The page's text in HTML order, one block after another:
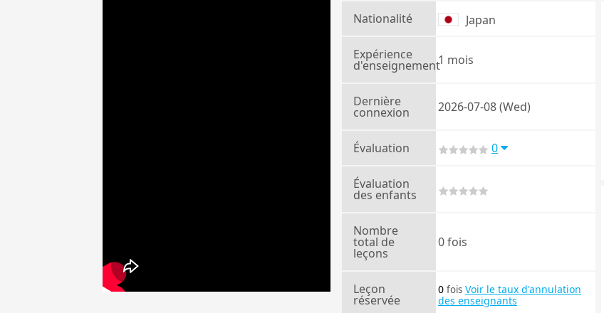
Nationalité Japan
Expérience
d'enseignement1 mois
Dernière
connexion 2026-07-08 (Wed)
Évaluation 0
Évaluation
des enfants
Nombre
total de
leçons
0 fois
Leçon
réservée
0 fois Voir le taux d'annulation
des enseignants